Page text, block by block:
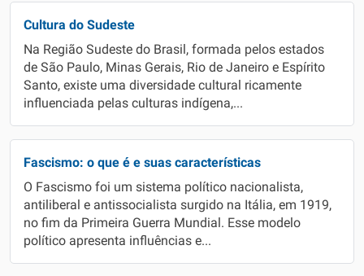
Cultura do Sudeste
Na Região Sudeste do Brasil, formada pelos estados
de São Paulo, Minas Gerais, Rio de Janeiro e Espírito
Santo, existe uma diversidade cultural ricamente
influenciada pelas culturas indígena,...
Fascismo: o que é e suas características
O Fascismo foi um sistema político nacionalista,
antiliberal e antissocialista surgido na Itália, em 1919,
no fim da Primeira Guerra Mundial. Esse modelo
político apresenta influências e...